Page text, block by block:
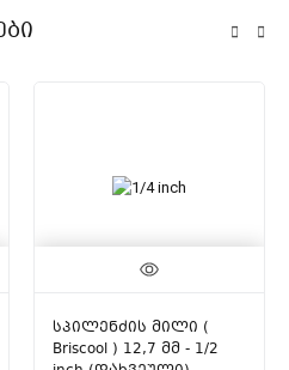
სპილენძის მილი (
Briscool ) 12,7 მმ - 1/2